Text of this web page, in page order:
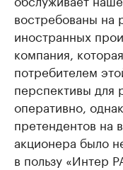
востребованы на
иностранных
компания,
потребителем
перспективы для
оперативно,
претендентов на
акционера было
в пользу «Интер